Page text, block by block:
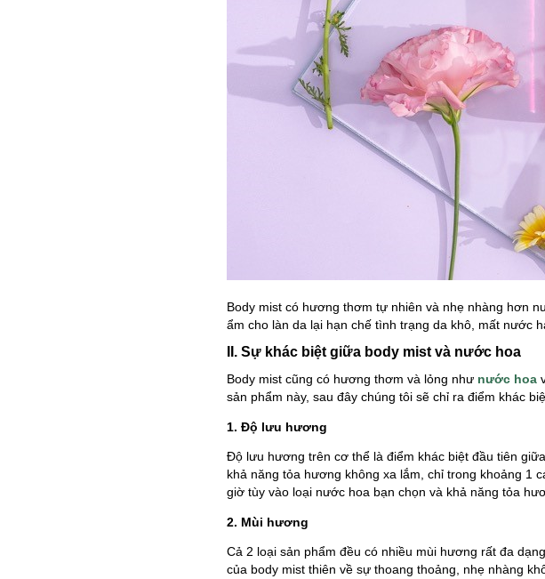
Body mist có hương thơm tự nhiên và nhẹ nhàng hơn
ẩm cho làn da lại hạn chế tình trạng da khô, mất nước
II. Sự khác biệt giữa body mist và nước hoa
Body mist cũng có hương thơm và lỏng như nước hoa
sản phẩm này, sau đây chúng tôi sẽ chỉ ra điểm khác
1. Độ lưu hương
Độ lưu hương trên cơ thể là điểm khác biệt đầu tiên
khả năng tỏa hương không xa lắm, chỉ trong khoảng 1
giờ tùy vào loại nước hoa bạn chọn và khả năng tỏa
2. Mùi hương
Cả 2 loại sản phẩm đều có nhiều mùi hương rất đa
của body mist thiên về sự thoang thoảng, nhẹ nhàng